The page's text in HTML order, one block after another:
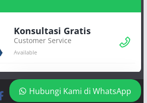
Lahan
Baja
Beton Precast
Konsultasi Gratis
Customer Service
Available
Hubungi Kami di WhatsApp